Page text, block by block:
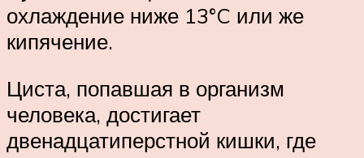
охлаждение ниже 13°C или же
кипячение.
Циста, попавшая в организм
человека, достигает
двенадцатиперстной кишки, где